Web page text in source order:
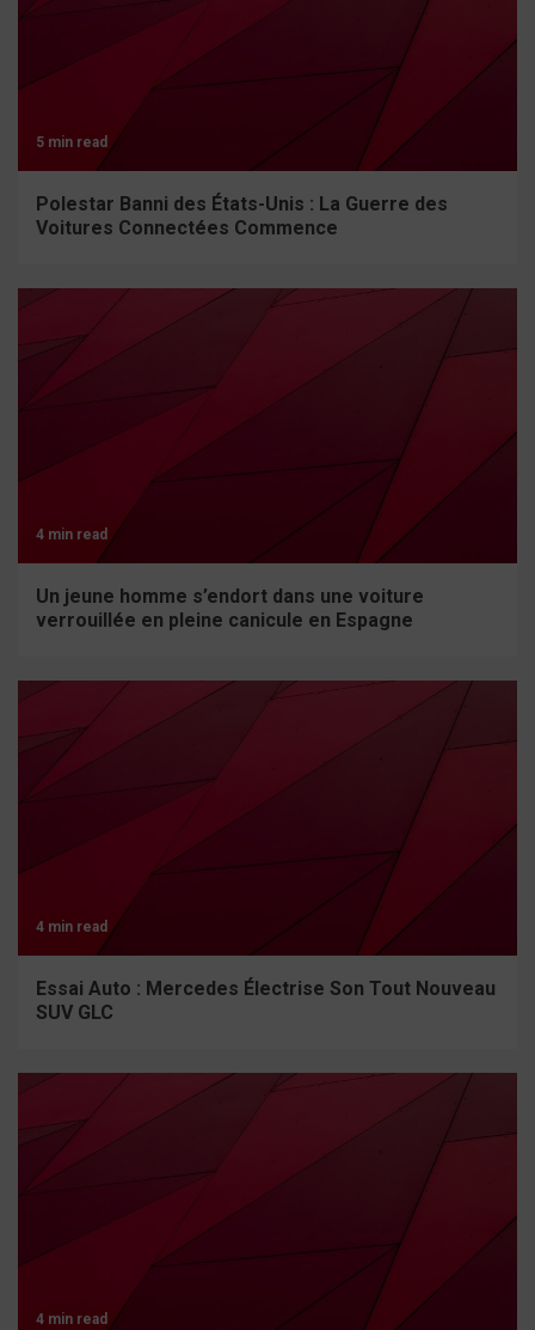
5 min read
Polestar Banni des États-Unis : La Guerre des
Voitures Connectées Commence
4 min read
Un jeune homme s’endort dans une voiture
verrouillée en pleine canicule en Espagne
4 min read
Essai Auto : Mercedes Électrise Son Tout Nouveau
SUV GLC
4 min read